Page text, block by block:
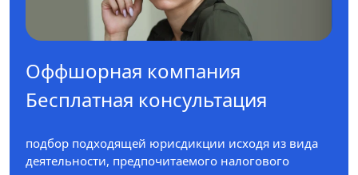
Оффшорная компания
Бесплатная консультация
подбор подходящей юрисдикции исходя из вида
деятельности, предпочитаемого налогового